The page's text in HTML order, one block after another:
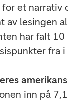
et narrativ
av lesingen
har falt
fra i
inn på